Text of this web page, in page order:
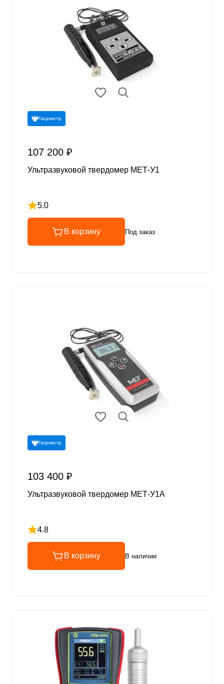
Госреестр
107 200 ₽
Ультразвуковой твердомер МЕТ-У1
5.0
Рейтинг 5 из 5
В корзину Под заказ
Госреестр
103 400 ₽
Ультразвуковой твердомер МЕТ-У1А
4.8
Рейтинг 4.8 из 5
В корзину В наличии